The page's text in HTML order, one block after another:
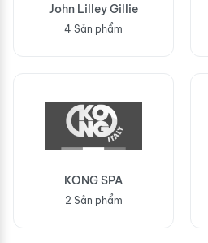
John Lilley Gillie
4 Sản phẩm
KONG SPA
2 Sản phẩm